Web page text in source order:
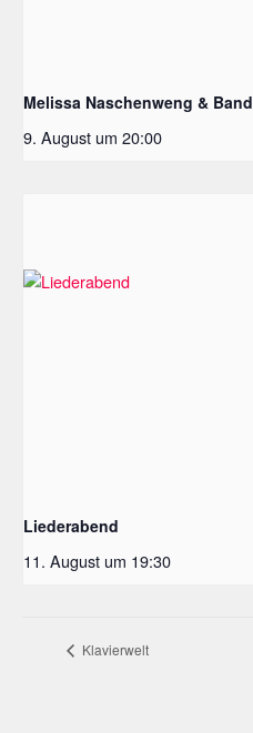
Melissa Naschenweng & Band
9. August um 20:00
Liederabend
11. August um 19:30
Klavierwelt